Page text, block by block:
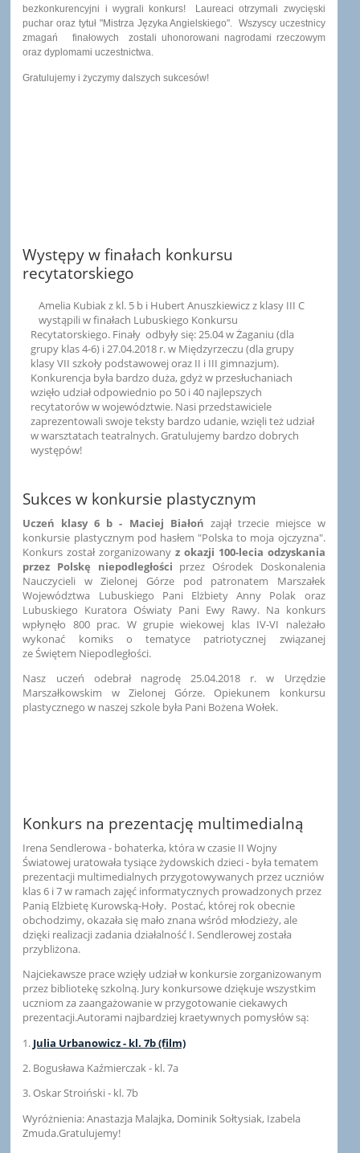
bezkonkurencyjni i wygrali konkurs! Laureaci otrzymali zwycięski
puchar oraz tytuł "Mistrza Języka Angielskiego". Wszyscy uczestnicy
zmagań finałowych zostali uhonorowani nagrodami rzeczowym
oraz dyplomami uczestnictwa.
Gratulujemy i życzymy dalszych sukcesów!
Występy w finałach konkursu
recytatorskiego
Amelia Kubiak z kl. 5 b i Hubert Anuszkiewicz z klasy III C
wystąpili w finałach Lubuskiego Konkursu
Recytatorskiego. Finały odbyły się: 25.04 w Żaganiu (dla
grupy klas 4-6) i 27.04.2018 r. w Międzyrzeczu (dla grupy
klasy VII szkoły podstawowej oraz II i III gimnazjum).
Konkurencja była bardzo duża, gdyż w przesłuchaniach
wzięło udział odpowiednio po 50 i 40 najlepszych
recytatorów w województwie. Nasi przedstawiciele
zaprezentowali swoje teksty bardzo udanie, wzięli też udział
w warsztatach teatralnych. Gratulujemy bardzo dobrych
występów!
Sukces w konkursie plastycznym
Uczeń klasy 6 b - Maciej Białoń zajął trzecie miejsce w
konkursie plastycznym pod hasłem "Polska to moja ojczyzna".
Konkurs został zorganizowany z okazji 100-lecia odzyskania
przez Polskę niepodległości przez Ośrodek Doskonalenia
Nauczycieli w Zielonej Górze pod patronatem Marszałek
Województwa Lubuskiego Pani Elżbiety Anny Polak oraz
Lubuskiego Kuratora Oświaty Pani Ewy Rawy. Na konkurs
wpłynęło 800 prac. W grupie wiekowej klas IV-VI należało
wykonać komiks o tematyce patriotycznej związanej
ze Świętem Niepodległości.
Nasz uczeń odebrał nagrodę 25.04.2018 r. w Urzędzie
Marszałkowskim w Zielonej Górze. Opiekunem konkursu
plastycznego w naszej szkole była Pani Bożena Wołek.
Konkurs na prezentację multimedialną
Irena Sendlerowa - bohaterka, która w czasie II Wojny
Światowej uratowała tysiące żydowskich dzieci - była tematem
prezentacji multimedialnych przygotowywanych przez uczniów
klas 6 i 7 w ramach zajęć informatycznych prowadzonych przez
Panią Elżbietę Kurowską-Hoły. Postać, której rok obecnie
obchodzimy, okazała się mało znana wśród młodzieży, ale
dzięki realizacji zadania działalność I. Sendlerowej została
przybliżona.
Najciekawsze prace wzięły udział w konkursie zorganizowanym
przez bibliotekę szkolną. Jury konkursowe dziękuje wszystkim
uczniom za zaangażowanie w przygotowanie ciekawych
prezentacji.Autorami najbardziej kraetywnych pomysłów są:
1. Julia Urbanowicz - kl. 7b (film)
2. Bogusława Kaźmierczak - kl. 7a
3. Oskar Stroiński - kl. 7b
Wyróżnienia: Anastazja Malajka, Dominik Sołtysiak, Izabela
Zmuda.Gratulujemy!